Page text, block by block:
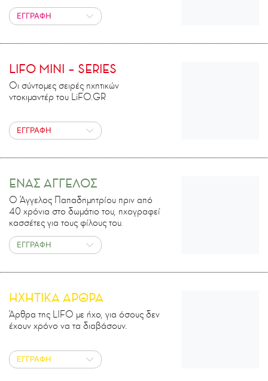
ΕΓΓΡΑΦΗ
LIFO MINI – SERIES
Οι σύντομες σειρές ηχητικών
ντοκιμαντέρ του LiFO.GR
ΕΓΓΡΑΦΗ
ΕΝΑΣ ΑΓΓΕΛΟΣ
Ο Άγγελος Παπαδημητρίου πριν από
40 χρόνια στο δωμάτιο του, ηχογραφεί
κασσέτες για τους φίλους του.
ΕΓΓΡΑΦΗ
ΗΧΗΤΙΚΑ ΑΡΘΡΑ
Άρθρα της LIFO με ήχο, για όσους δεν
έχουν χρόνο να τα διαβάσουν.
ΕΓΓΡΑΦΗ